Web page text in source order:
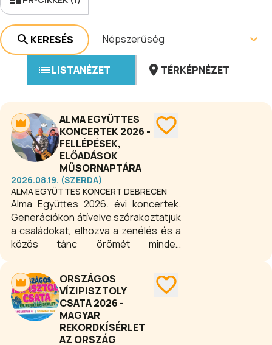
KERESÉS Népszerűség
LISTANÉZET TÉRKÉPNÉZET
ALMA EGYÜTTES
KONCERTEK 2026 -
FELLÉPÉSEK,
ELŐADÁSOK
MŰSORNAPTÁRA
2026.08.19. (SZERDA)
ALMA EGYÜTTES KONCERT DEBRECEN
Alma Együttes 2026. évi koncertek.
Generációkon átívelve szórakoztatjuk
a családokat, elhozva a zenélés és a
közös tánc örömét minden
ORSZÁGOS
VÍZIPISZTOLY
CSATA 2026 -
MAGYAR
REKORDKÍSÉRLET
AZ ORSZÁG